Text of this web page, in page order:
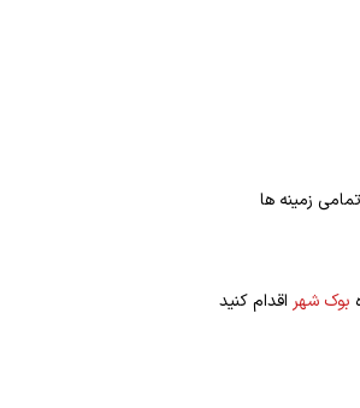
زمینه ها
بوک شهر اقدام کنید